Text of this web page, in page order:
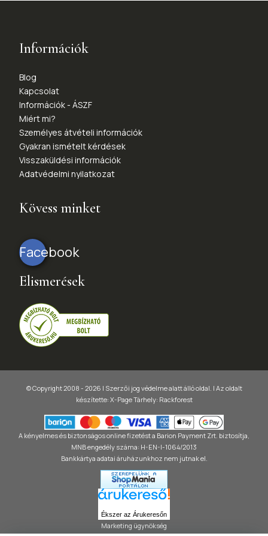
Információk
Blog
Kapcsolat
Információk - ÁSZF
Miért mi?
Személyes átvételi információk
Gyakran ismételt kérdések
Visszaküldési információk
Adatvédelmi nyilatkozat
Kövess minket
Facebook
Elismerések
© Copyright 2008 - 2026 | Szerzői jog védelme alatt álló oldal. | Az oldalt
készítette: X-PageTárhely: Rackforest
A kényelmes és biztonságos online fizetést a Barion Payment Zrt. biztosítja,
MNB engedély száma: H-EN-I-1064/2013
Bankkártya adatai áruházunkhoz nem jutnak el.
Ékszer az Árukeresőn
Marketing ügynökség